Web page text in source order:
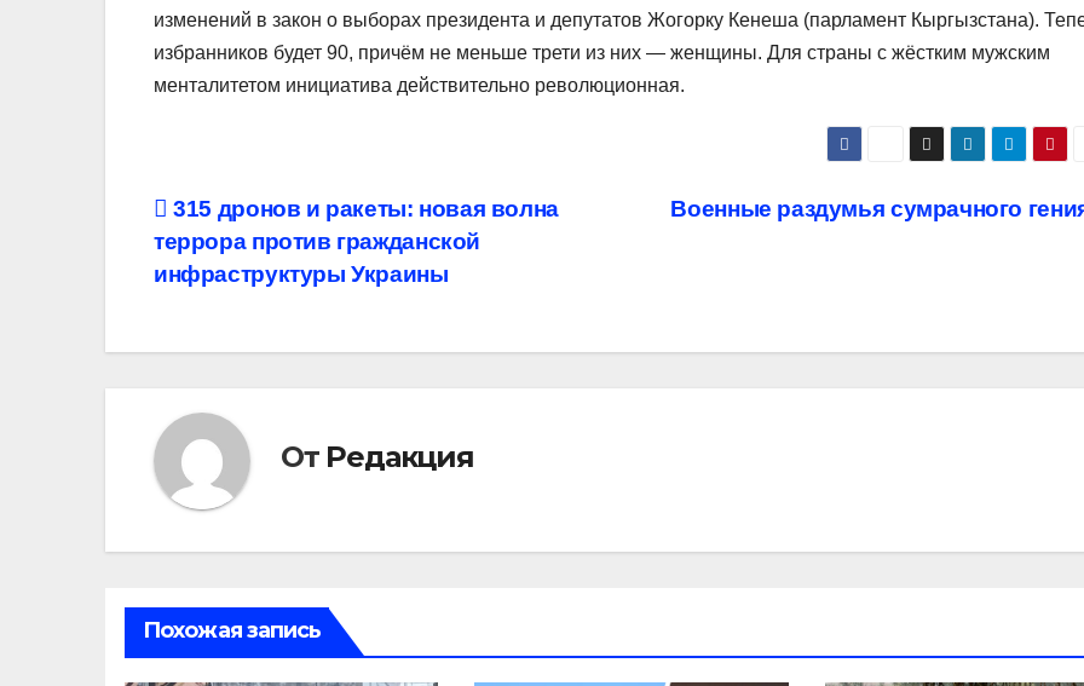
изменений в закон о выборах президента и депутатов Жогорку Кенеша (парламент Кыргызстана).
избранников будет 90, причём не меньше трети из них — женщины. Для страны с жёстким мужским
менталитетом инициатива действительно революционная.
Навигация
по
Военные раздумья сумрачного
315 дронов и ракеты: новая волна
террора против гражданской
инфраструктуры Украины
От Редакция
Похожая запись